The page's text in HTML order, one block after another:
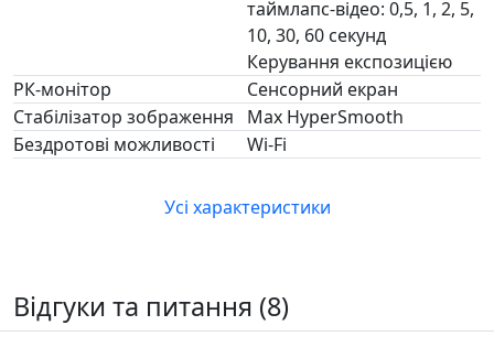
таймлапс-відео: 0,5, 1, 2, 5,
10, 30, 60 секунд
Керування експозицією
РК-монітор
Сенсорний екран
Стабілізатор зображення
Max HyperSmooth
Бездротові можливості
Wi-Fi
Усі характеристики
Відгуки та питання (8)